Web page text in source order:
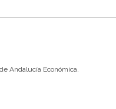
Andalucía Económica.